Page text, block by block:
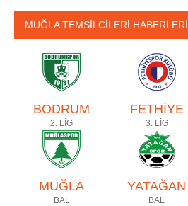
MUĞLA TEMSİLCİLERİ HABERLERİ
BODRUM
2. LİG
FETHİYE
3. LİG
MUĞLA
BAL
YATAĞAN
BAL